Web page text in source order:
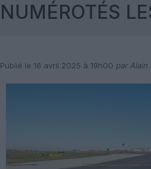
NUMÉROTÉS
Publié le 16 avril 2025 à 19h00 par Alain